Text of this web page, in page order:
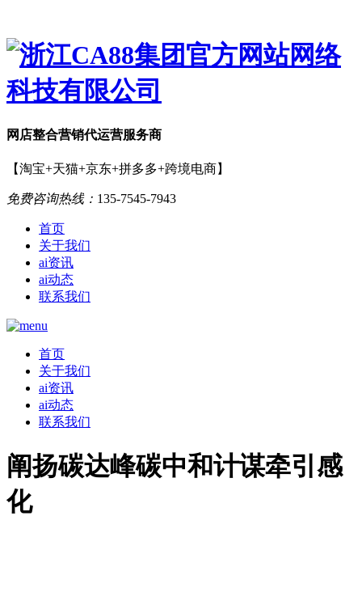
网店整合营销代运营服务商
【淘宝+天猫+京东+拼多多+跨境电商】
免费咨询热线： 135-7545-7943
首页
关于我们
ai资讯
ai动态
联系我们
首页
关于我们
ai资讯
ai动态
联系我们
阐扬碳达峰碳中和计谋牵引感
化